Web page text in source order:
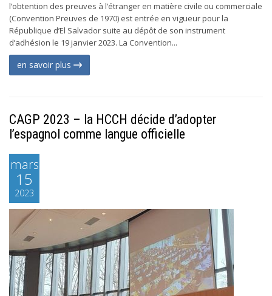
l’obtention des preuves à l’étranger en matière civile ou commerciale
(Convention Preuves de 1970) est entrée en vigueur pour la
République d’El Salvador suite au dépôt de son instrument
d’adhésion le 19 janvier 2023. La Convention...
en savoir plus
CAGP 2023 – la HCCH décide d’adopter
l’espagnol comme langue officielle
mars
15
2023